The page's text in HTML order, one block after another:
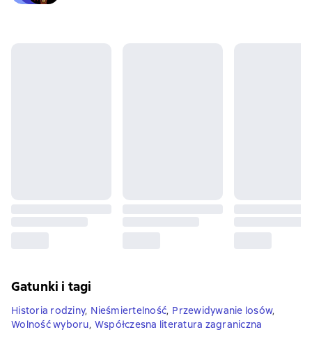
Gatunki i tagi
Historia rodziny, Nieśmiertelność, Przewidywanie losów,
Wolność wyboru, Współczesna literatura zagraniczna